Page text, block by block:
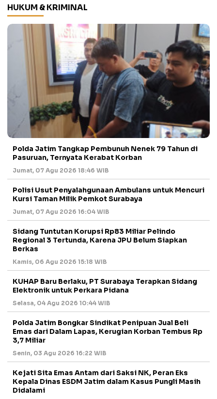
HUKUM & KRIMINAL
Polda Jatim Tangkap Pembunuh Nenek 79 Tahun di
Pasuruan, Ternyata Kerabat Korban
Jumat, 07 Agu 2026 18:46 WIB
Polisi Usut Penyalahgunaan Ambulans untuk Mencuri
Kursi Taman Milik Pemkot Surabaya
Jumat, 07 Agu 2026 16:04 WIB
Sidang Tuntutan Korupsi Rp83 Miliar Pelindo
Regional 3 Tertunda, Karena JPU Belum Siapkan
Berkas
Kamis, 06 Agu 2026 15:18 WIB
KUHAP Baru Berlaku, PT Surabaya Terapkan Sidang
Elektronik untuk Perkara Pidana
Selasa, 04 Agu 2026 10:44 WIB
Polda Jatim Bongkar Sindikat Penipuan Jual Beli
Emas dari Dalam Lapas, Kerugian Korban Tembus Rp
3,7 Miliar
Senin, 03 Agu 2026 16:22 WIB
Kejati Sita Emas Antam dari Saksi NK, Peran Eks
Kepala Dinas ESDM Jatim dalam Kasus Pungli Masih
Didalami